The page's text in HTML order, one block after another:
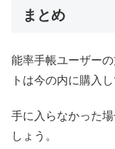
まとめ
能率手帳ユーザー
トは今の内に購入
手に入らなかった
しょう。